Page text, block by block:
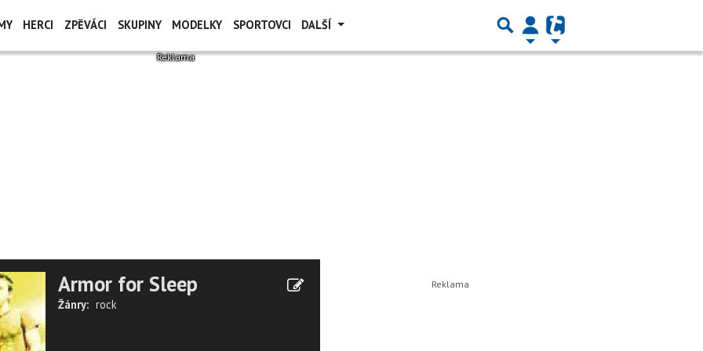
HERCI ZPĚVÁCI SKUPINY MODELKY SPORTOVCI DALŠÍ
Armor for Sleep
Žánry: rock